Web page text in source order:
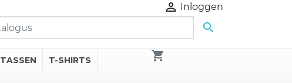
 Inloggen

TASSEN T-SHIRTS shopping_cart